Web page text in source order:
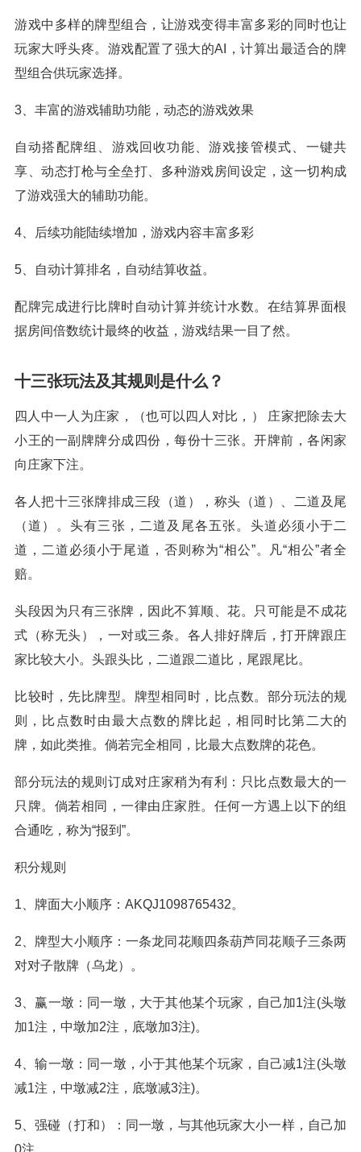
游戏中多样的牌型组合，让游戏变得丰富多彩的同时也让
玩家大呼头疼。游戏配置了强大的AI，计算出最适合的牌
型组合供玩家选择。
3、丰富的游戏辅助功能，动态的游戏效果
自动搭配牌组、游戏回收功能、游戏接管模式、一键共
享、动态打枪与全垒打、多种游戏房间设定，这一切构成
了游戏强大的辅助功能。
4、后续功能陆续增加，游戏内容丰富多彩
5、自动计算排名，自动结算收益。
配牌完成进行比牌时自动计算并统计水数。在结算界面根
据房间倍数统计最终的收益，游戏结果一目了然。
十三张玩法及其规则是什么？
四人中一人为庄家，（也可以四人对比，） 庄家把除去大
小王的一副牌牌分成四份，每份十三张。开牌前，各闲家
向庄家下注。
各人把十三张牌排成三段（道），称头（道）、二道及尾
（道）。头有三张，二道及尾各五张。头道必须小于二
道，二道必须小于尾道，否则称为“相公”。凡“相公”者全
赔。
头段因为只有三张牌，因此不算顺、花。只可能是不成花
式（称无头），一对或三条。各人排好牌后，打开牌跟庄
家比较大小。头跟头比，二道跟二道比，尾跟尾比。
比较时，先比牌型。牌型相同时，比点数。部分玩法的规
则，比点数时由最大点数的牌比起，相同时比第二大的
牌，如此类推。倘若完全相同，比最大点数牌的花色。
部分玩法的规则订成对庄家稍为有利：只比点数最大的一
只牌。倘若相同，一律由庄家胜。任何一方遇上以下的组
合通吃，称为“报到”。
积分规则
1、牌面大小顺序：AKQJ1098765432。
2、牌型大小顺序：一条龙同花顺四条葫芦同花顺子三条两
对对子散牌（乌龙）。
3、赢一墩：同一墩，大于其他某个玩家，自己加1注(头墩
加1注，中墩加2注，底墩加3注)。
4、输一墩：同一墩，小于其他某个玩家，自己减1注(头墩
减1注，中墩减2注，底墩减3注)。
5、强碰（打和）：同一墩，与其他玩家大小一样，自己加
0注。